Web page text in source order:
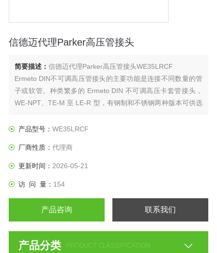
信德迈代理Parker高压管接头
简要描述： 信德迈代理Parker高压管接头WE35LRCF
Ermeto DIN不可调高压管接头的主要功能是连接不同数量的管
子或软管。种类繁多的 Ermeto DIN 不可调高压卡套管接头，
WE-NPT、TE-M 至 LE-R 型，有钢制和不锈钢两种版本可供选
DPR）或弹性密封件 （EO-2） 一起交付。
产品型号： WE35LRCF
厂商性质： 代理商
更新时间： 2026-05-21
访 问 量： 154
产品咨询 联系我们
产品分类 PRODUCT CLASSIFICATION